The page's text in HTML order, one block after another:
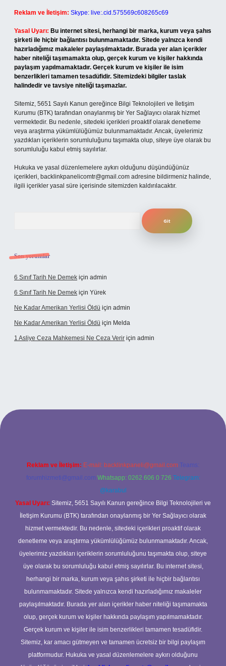
Reklam ve İletişim: Skype: live:.cid.575569c608265c69
Yasal Uyarı: Bu internet sitesi, herhangi bir marka, kurum veya şahıs
şirketi ile hiçbir bağlantısı bulunmamaktadır. Sitede yalnızca kendi
hazırladığımız makaleler paylaşılmaktadır. Burada yer alan içerikler
haber niteliği taşımamakta olup, gerçek kurum ve kişiler hakkında
paylaşım yapılmamaktadır. Gerçek kurum ve kişiler ile isim
benzerlikleri tamamen tesadüfidir. Sitemizdeki bilgiler taslak
halindedir ve tavsiye niteliği taşımazlar.
Sitemiz, 5651 Sayılı Kanun gereğince Bilgi Teknolojileri ve İletişim
Kurumu (BTK) tarafından onaylanmış bir Yer Sağlayıcı olarak hizmet
vermektedir. Bu nedenle, sitedeki içerikleri proaktif olarak denetleme
veya araştırma yükümlülüğümüz bulunmamaktadır. Ancak, üyelerimiz
yazdıkları içeriklerin sorumluluğunu taşımakta olup, siteye üye olarak bu
sorumluluğu kabul etmiş sayılırlar.
Hukuka ve yasal düzenlemelere aykırı olduğunu düşündüğünüz
içerikleri, backlinkpanelicomtr@gmail.com adresine bildirmeniz halinde,
ilgili içerikler yasal süre içerisinde sitemizden kaldırılacaktır.
Son yorumlar
6 Sınıf Tarih Ne Demek için admin
6 Sınıf Tarih Ne Demek için Yürek
Ne Kadar Amerikan Yerlisi Öldü için admin
Ne Kadar Amerikan Yerlisi Öldü için Melda
1 Asliye Ceza Mahkemesi Ne Ceza Verir için admin
Reklam ve İletişim: E-mail: backlinkpaneli@gmail.com Teams:
forumhizmeti@gmail.com Whatsapp: 0262 606 0 726 Telegram:
@karabul
Yasal Uyarı: Sitemiz, 5651 Sayılı Kanun gereğince Bilgi Teknolojileri ve
İletişim Kurumu (BTK) tarafından onaylanmış bir Yer Sağlayıcı olarak
hizmet vermektedir. Bu nedenle, sitedeki içerikleri proaktif olarak
denetleme veya araştırma yükümlülüğümüz bulunmamaktadır. Ancak,
üyelerimiz yazdıkları içeriklerin sorumluluğunu taşımakta olup, siteye
üye olarak bu sorumluluğu kabul etmiş sayılırlar. Bu internet sitesi,
herhangi bir marka, kurum veya şahıs şirketi ile hiçbir bağlantısı
bulunmamaktadır. Sitede yalnızca kendi hazırladığımız makaleler
paylaşılmaktadır. Burada yer alan içerikler haber niteliği taşımamakta
olup, gerçek kurum ve kişiler hakkında paylaşım yapılmamaktadır.
Gerçek kurum ve kişiler ile isim benzerlikleri tamamen tesadüfidir.
Sitemiz, kar amacı gütmeyen ve tamamen ücretsiz bir bilgi paylaşım
platformudur. Hukuka ve yasal düzenlemelere aykırı olduğunu